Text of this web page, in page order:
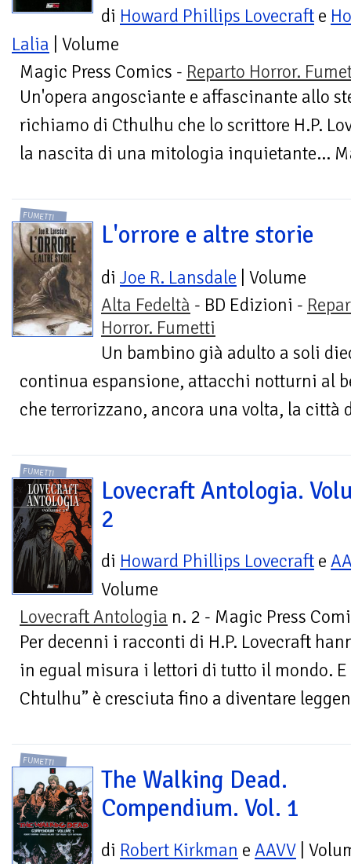
di Howard Phillips Lovecraft e
Lalia | Volume
Magic Press Comics - Reparto Horror.
Un'opera angosciante e affascinante allo
richiamo di Cthulhu che lo scrittore H.P.
la nascita di una mitologia inquietante…
FUMETTI
L'orrore e altre storie
di Joe R. Lansdale | Volume
Alta Fedeltà - BD Edizioni -
Horror. Fumetti
Un bambino già adulto a soli
continua espansione, attacchi notturni al
che terrorizzano, ancora una volta, la città
FUMETTI
Lovecraft Antologia.
2
di Howard Phillips Lovecraft e
Volume
Lovecraft Antologia n. 2 - Magic Press
Per decenni i racconti di H.P. Lovecraft
in egual misura i lettori di tutto il mondo.
Chtulhu” è cresciuta fino a diventare
FUMETTI
The Walking Dead.
Compendium. Vol. 1
di Robert Kirkman e AAVV |